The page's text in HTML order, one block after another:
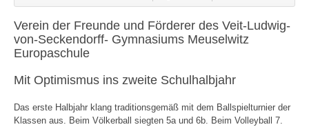
Verein der Freunde und Förderer des Veit-Ludwig-
von-Seckendorff- Gymnasiums Meuselwitz
Europaschule
Mit Optimismus ins zweite Schulhalbjahr
Das erste Halbjahr klang traditionsgemäß mit dem Ballspielturnier der
Klassen aus. Beim Völkerball siegten 5a und 6b. Beim Volleyball 7.